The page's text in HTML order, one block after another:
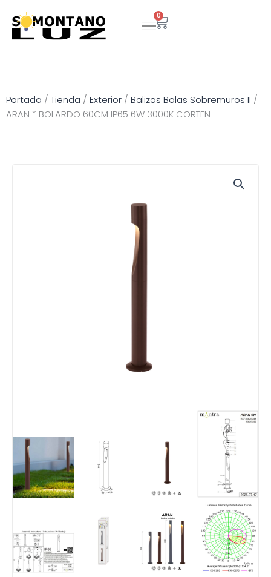
contenido
0
Carrito
Portada / Tienda / Exterior / Balizas Bolas Sobremuros II /
ARAN * BOLARDO 60CM IP65 6W 3000K CORTEN